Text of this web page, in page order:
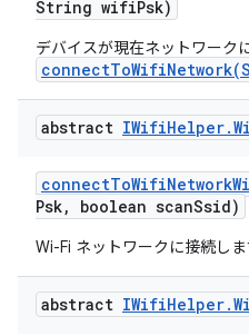
String wifiPsk)
デバイスが現在ネットワーク
abstract IWifiHelper.
connectToWifiNetwork
Psk, boolean scanSsid)
Wi-Fi ネットワークに接続しま
abstract IWifiHelper.